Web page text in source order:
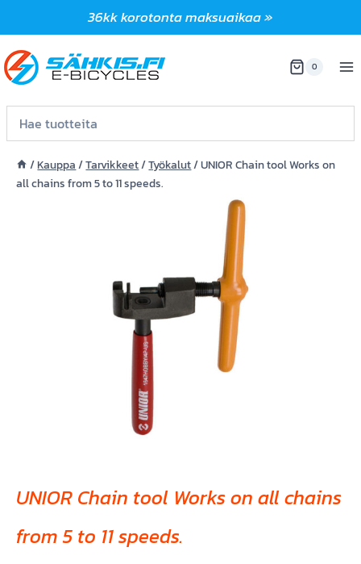
sisältöön
36kk korotonta maksuaikaa »
0
/Kauppa /Tarvikkeet/Työkalut/UNIOR Chain tool Works on
all chains from 5 to 11 speeds.
UNIOR Chain tool Works on all chains
from 5 to 11 speeds.